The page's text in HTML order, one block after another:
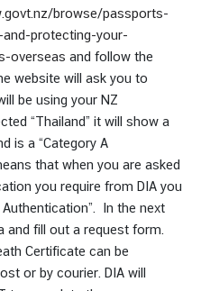
browse/passports-
protecting-your-
overseas and follow the
website will ask you to
be using your NZ
“Thailand” it will show a
is a “Category A
that when you are asked
you require from DIA you
In the next
and fill out a request form.
Certificate can be
or by courier. DIA will